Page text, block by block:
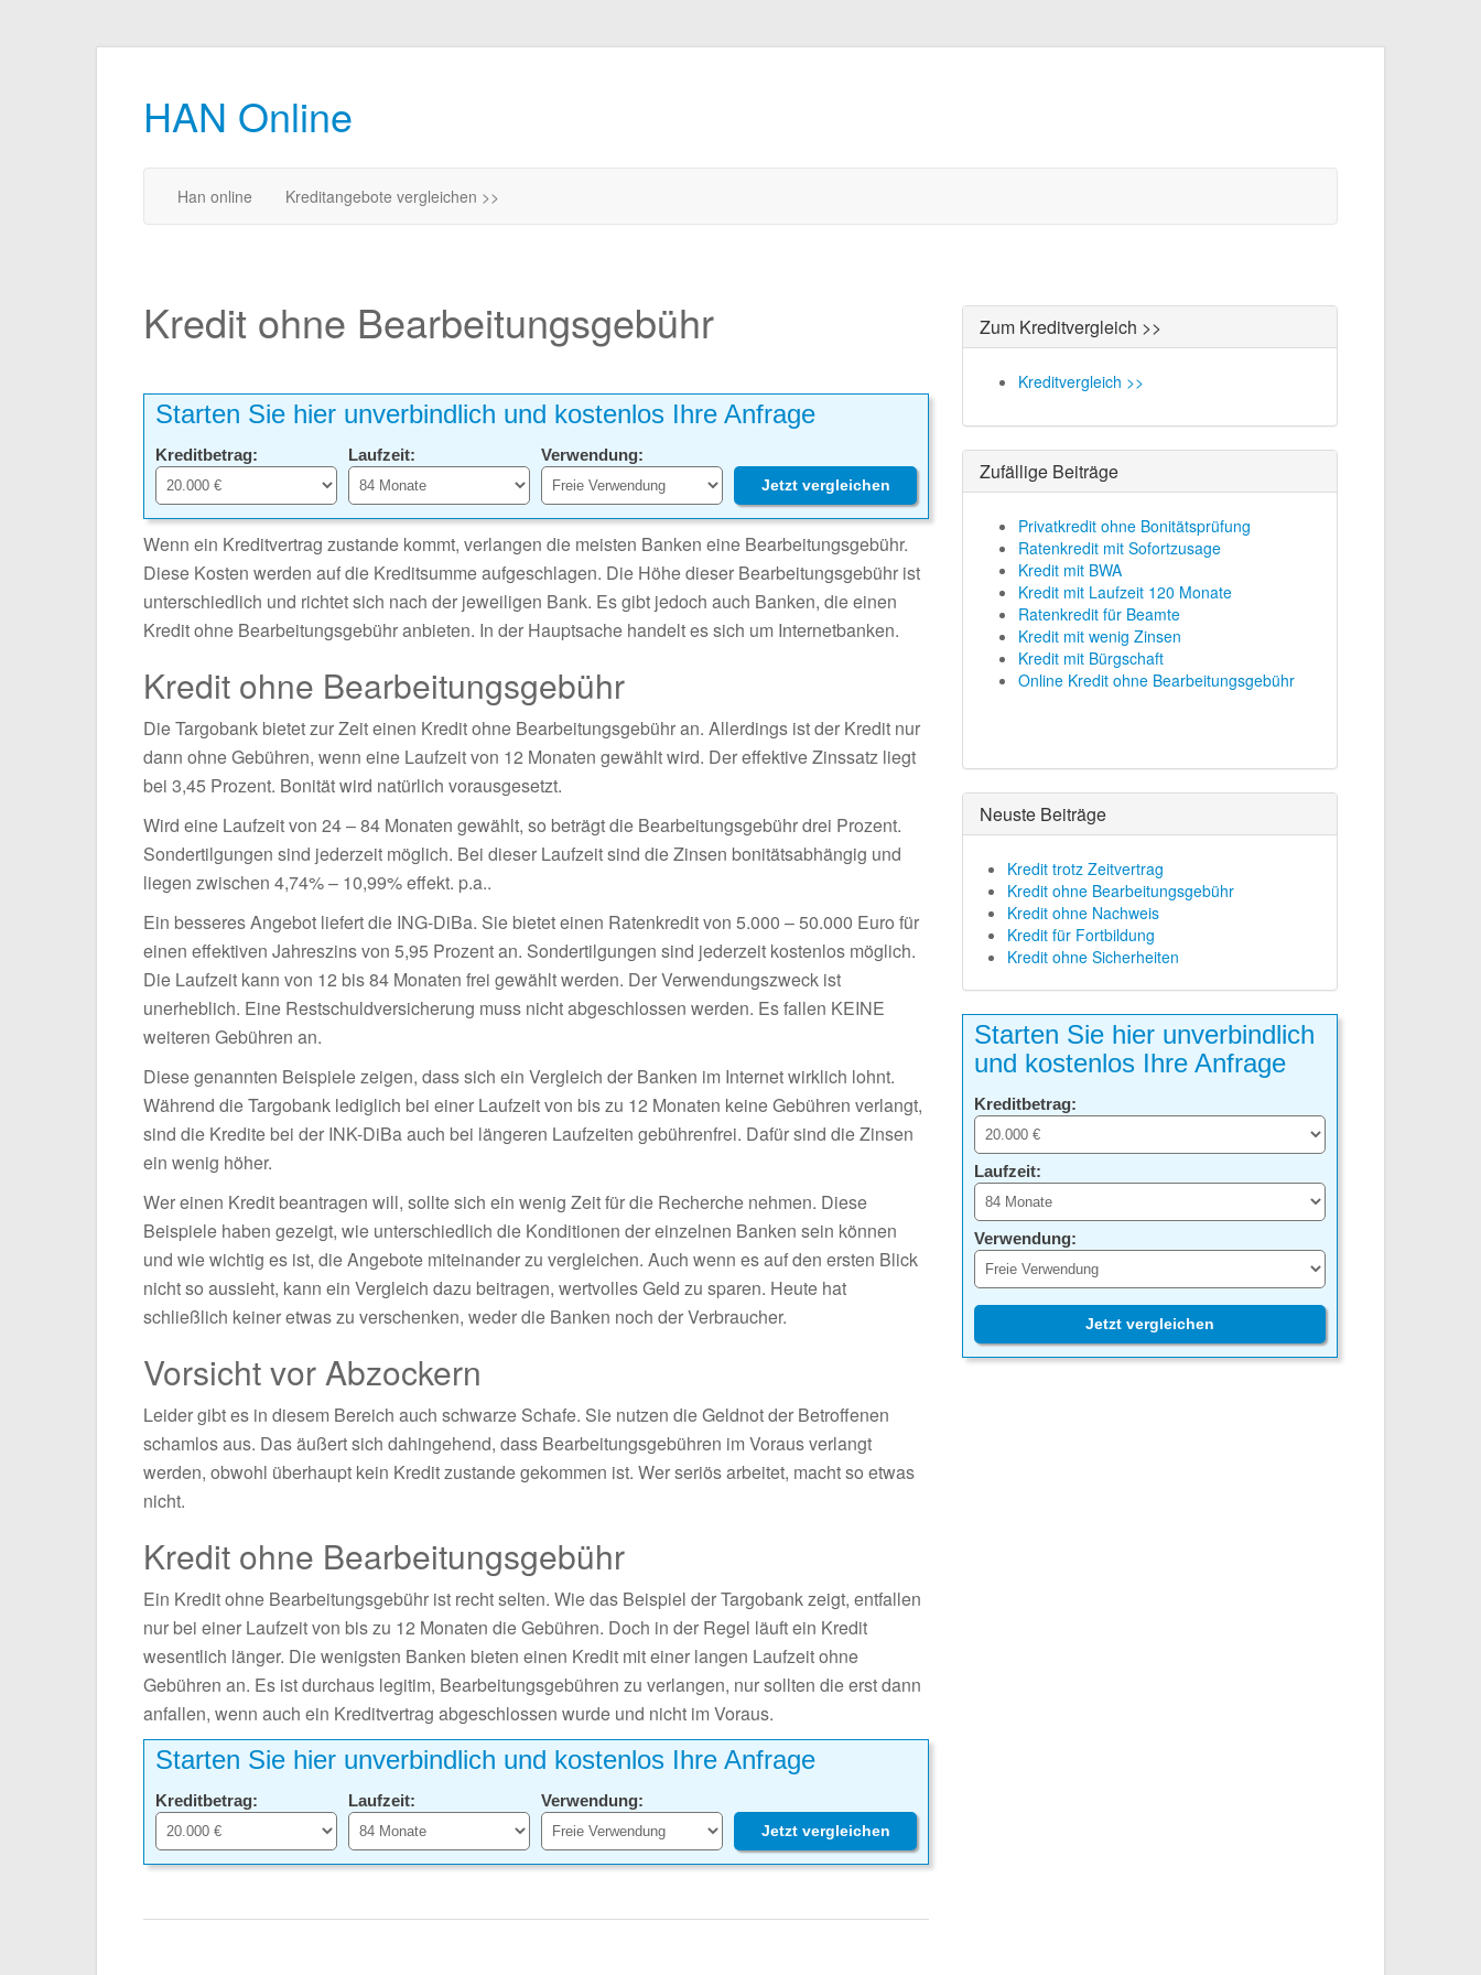
HAN Online
Han online Kreditangebote vergleichen >>
Kredit ohne Bearbeitungsgebühr
Starten Sie hier unverbindlich und kostenlos Ihre Anfrage
Kreditbetrag: Laufzeit: Verwendung:
Jetzt vergleichen
Wenn ein Kreditvertrag zustande kommt, verlangen die meisten Banken eine Bearbeitungsgebühr.
Diese Kosten werden auf die Kreditsumme aufgeschlagen. Die Höhe dieser Bearbeitungsgebühr ist
unterschiedlich und richtet sich nach der jeweiligen Bank. Es gibt jedoch auch Banken, die einen
Kredit ohne Bearbeitungsgebühr anbieten. In der Hauptsache handelt es sich um Internetbanken.
Kredit ohne Bearbeitungsgebühr
Die Targobank bietet zur Zeit einen Kredit ohne Bearbeitungsgebühr an. Allerdings ist der Kredit nur
dann ohne Gebühren, wenn eine Laufzeit von 12 Monaten gewählt wird. Der effektive Zinssatz liegt
bei 3,45 Prozent. Bonität wird natürlich vorausgesetzt.
Wird eine Laufzeit von 24 – 84 Monaten gewählt, so beträgt die Bearbeitungsgebühr drei Prozent.
Sondertilgungen sind jederzeit möglich. Bei dieser Laufzeit sind die Zinsen bonitätsabhängig und
liegen zwischen 4,74% – 10,99% effekt. p.a..
Ein besseres Angebot liefert die ING-DiBa. Sie bietet einen Ratenkredit von 5.000 – 50.000 Euro für
einen effektiven Jahreszins von 5,95 Prozent an. Sondertilgungen sind jederzeit kostenlos möglich.
Die Laufzeit kann von 12 bis 84 Monaten frei gewählt werden. Der Verwendungszweck ist
unerheblich. Eine Restschuldversicherung muss nicht abgeschlossen werden. Es fallen KEINE
weiteren Gebühren an.
Diese genannten Beispiele zeigen, dass sich ein Vergleich der Banken im Internet wirklich lohnt.
Während die Targobank lediglich bei einer Laufzeit von bis zu 12 Monaten keine Gebühren verlangt,
sind die Kredite bei der INK-DiBa auch bei längeren Laufzeiten gebührenfrei. Dafür sind die Zinsen
ein wenig höher.
Wer einen Kredit beantragen will, sollte sich ein wenig Zeit für die Recherche nehmen. Diese
Beispiele haben gezeigt, wie unterschiedlich die Konditionen der einzelnen Banken sein können
und wie wichtig es ist, die Angebote miteinander zu vergleichen. Auch wenn es auf den ersten Blick
nicht so aussieht, kann ein Vergleich dazu beitragen, wertvolles Geld zu sparen. Heute hat
schließlich keiner etwas zu verschenken, weder die Banken noch der Verbraucher.
Vorsicht vor Abzockern
Leider gibt es in diesem Bereich auch schwarze Schafe. Sie nutzen die Geldnot der Betroffenen
schamlos aus. Das äußert sich dahingehend, dass Bearbeitungsgebühren im Voraus verlangt
werden, obwohl überhaupt kein Kredit zustande gekommen ist. Wer seriös arbeitet, macht so etwas
nicht.
Kredit ohne Bearbeitungsgebühr
Ein Kredit ohne Bearbeitungsgebühr ist recht selten. Wie das Beispiel der Targobank zeigt, entfallen
nur bei einer Laufzeit von bis zu 12 Monaten die Gebühren. Doch in der Regel läuft ein Kredit
wesentlich länger. Die wenigsten Banken bieten einen Kredit mit einer langen Laufzeit ohne
Gebühren an. Es ist durchaus legitim, Bearbeitungsgebühren zu verlangen, nur sollten die erst dann
anfallen, wenn auch ein Kreditvertrag abgeschlossen wurde und nicht im Voraus.
Starten Sie hier unverbindlich und kostenlos Ihre Anfrage
Kreditbetrag: Laufzeit: Verwendung:
Jetzt vergleichen
Zum Kreditvergleich >>
Kreditvergleich >>
Zufällige Beiträge
Privatkredit ohne Bonitätsprüfung
Ratenkredit mit Sofortzusage
Kredit mit BWA
Kredit mit Laufzeit 120 Monate
Ratenkredit für Beamte
Kredit mit wenig Zinsen
Kredit mit Bürgschaft
Online Kredit ohne Bearbeitungsgebühr
Neuste Beiträge
Kredit trotz Zeitvertrag
Kredit ohne Bearbeitungsgebühr
Kredit ohne Nachweis
Kredit für Fortbildung
Kredit ohne Sicherheiten
Starten Sie hier unverbindlich
und kostenlos Ihre Anfrage
Kreditbetrag:
Laufzeit:
Verwendung:
Jetzt vergleichen